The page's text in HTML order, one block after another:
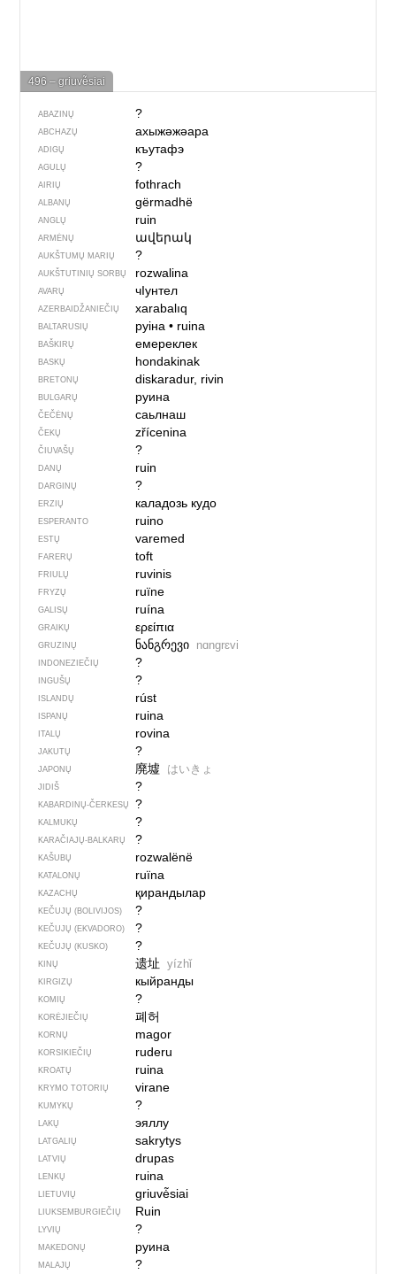
496 – griuvė̃siai
ABAZINŲ ?
ABCHAZŲ ахыжәжәара
ADIGŲ къутафэ
AGULŲ ?
AIRIŲ fothrach
ALBANŲ gërmadhë
ANGLŲ ruin
ARMĖNŲ ավերակ
AUKŠTUMŲ MARIŲ ?
AUKŠTUTINIŲ SORBŲ rozwalina
AVARŲ чIунтел
AZERBAIDŽANIEČIŲ xarabalıq
BALTARUSIŲ руіна• ruina
BAŠKIRŲ емереклек
BASKŲ hondakinak
BRETONŲ diskaradur, rivin
BULGARŲ руина
ČEČĖNŲ саьлнаш
ČEKŲ zřícenina
ČIUVAŠŲ ?
DANŲ ruin
DARGINŲ ?
ERZIŲ каладозь кудо
ESPERANTO ruino
ESTŲ varemed
FARERŲ toft
FRIULŲ ruvinis
FRYZŲ ruïne
GALISŲ ruína
GRAIKŲ ερείπια
GRUZINŲ ნანგრევი nɑngrɛvi
INDONEZIEČIŲ ?
INGUŠŲ ?
ISLANDŲ rúst
ISPANŲ ruina
ITALŲ rovina
JAKUTŲ ?
JAPONŲ 廃墟 はいきょ
JIDIŠ ?
KABARDINŲ-ČERKESŲ ?
KALMUKŲ ?
KARAČIAJŲ-BALKARŲ ?
KAŠUBŲ rozwalënë
KATALONŲ ruïna
KAZACHŲ қирандылар
KEČUJŲ (BOLIVIJOS) ?
KEČUJŲ (EKVADORO) ?
KEČUJŲ (KUSKO) ?
KINŲ 遗址 yízhǐ
KIRGIZŲ кыйранды
KOMIŲ ?
KORĖJIEČIŲ 폐허
KORNŲ magor
KORSIKIEČIŲ ruderu
KROATŲ ruina
KRYMO TOTORIŲ virane
KUMYKŲ ?
LAKŲ эяллу
LATGALIŲ sakrytys
LATVIŲ drupas
LENKŲ ruina
LIETUVIŲ griuvė̃siai
LIUKSEMBURGIEČIŲ Ruin
LYVIŲ ?
MAKEDONŲ руина
MALAJŲ ?